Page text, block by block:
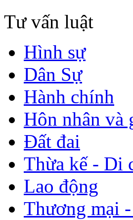
Tư vấn luật
Hình sự
Dân Sự
Hành chính
Hôn nhân và
Đất đai
Thừa kế - Di
Lao động
Thương mại